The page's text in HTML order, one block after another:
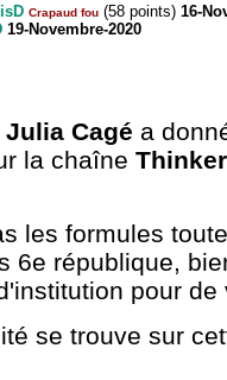
Crapaud fou (58 points) 16-
19-Novembre-2020
Julia Cagé a
la chaîne
les formules
6e république,
pour de
se trouve sur